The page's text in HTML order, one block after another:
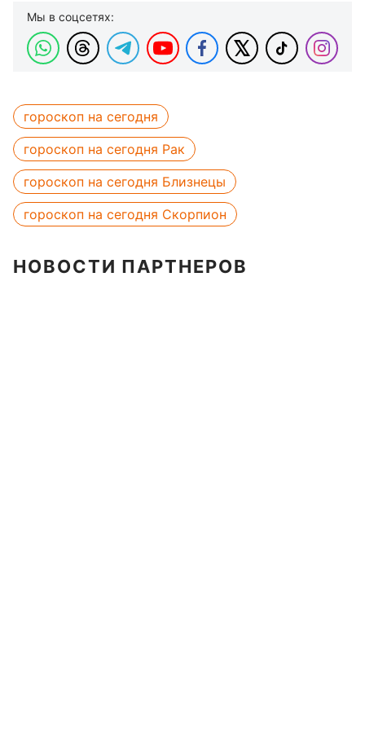
Мы в соцсетях:
гороскоп на сегодня
гороскоп на сегодня Рак
гороскоп на сегодня Близнецы
гороскоп на сегодня Скорпион
НОВОСТИ ПАРТНЕРОВ